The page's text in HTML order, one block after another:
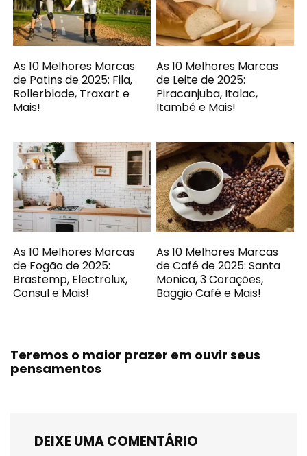
As 10 Melhores Marcas
de Patins de 2025: Fila,
Rollerblade, Traxart e
Mais!
As 10 Melhores Marcas
de Leite de 2025:
Piracanjuba, Italac,
Itambé e Mais!
As 10 Melhores Marcas
de Fogão de 2025:
Brastemp, Electrolux,
Consul e Mais!
As 10 Melhores Marcas
de Café de 2025: Santa
Monica, 3 Corações,
Baggio Café e Mais!
Teremos o maior prazer em ouvir seus
pensamentos
DEIXE UMA COMENTÁRIO